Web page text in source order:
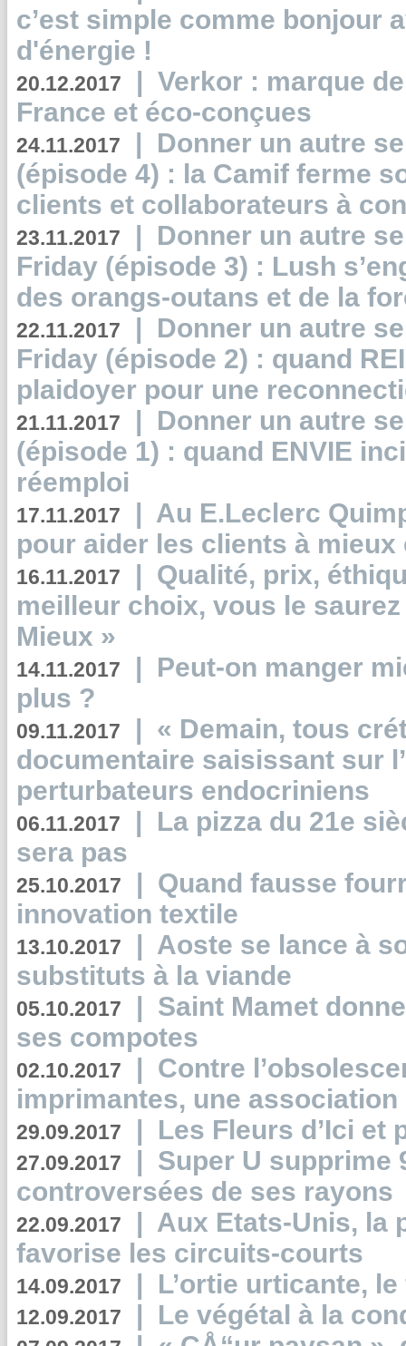
c’est simple comme bonjour
d'énergie !
20.12.2017 | Verkor : marque
France et éco-conçues
24.11.2017 | Donner un autre
(épisode 4) : la Camif ferme
clients et collaborateurs à
23.11.2017 | Donner un autre
Friday (épisode 3) : Lush
des orangs-outans et de la
22.11.2017 | Donner un autre
Friday (épisode 2) : quand
plaidoyer pour une
21.11.2017 | Donner un autre
(épisode 1) : quand ENVIE
réemploi
17.11.2017 | Au E.Leclerc
pour aider les clients à
16.11.2017 | Qualité, prix,
meilleur choix, vous le
Mieux »
14.11.2017 | Peut-on manger
plus ?
09.11.2017 | « Demain, tous
documentaire saisissant sur
perturbateurs endocriniens
06.11.2017 | La pizza du 21e
sera pas
25.10.2017 | Quand fausse
innovation textile
13.10.2017 | Aoste se lance à
substituts à la viande
05.10.2017 | Saint Mamet
ses compotes
02.10.2017 | Contre
imprimantes, une
29.09.2017 | Les Fleurs d’Ici et
27.09.2017 | Super U supprime
controversées de ses rayons
22.09.2017 | Aux Etats-Unis, la
favorise les circuits-courts
14.09.2017 | L’ortie urticante,
12.09.2017 | Le végétal à la